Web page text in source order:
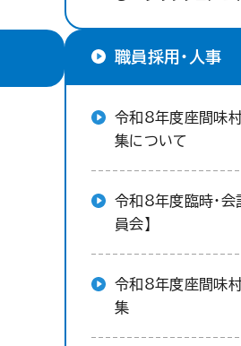
職員採用・人事
令和8年度座間味
集について
令和8年度臨時・会
員会】
令和8年度座間味
集